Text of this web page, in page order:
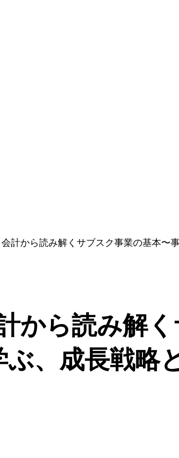
会計から読み解くサブスク事業の基本
から読み解
ぶ、成長戦略